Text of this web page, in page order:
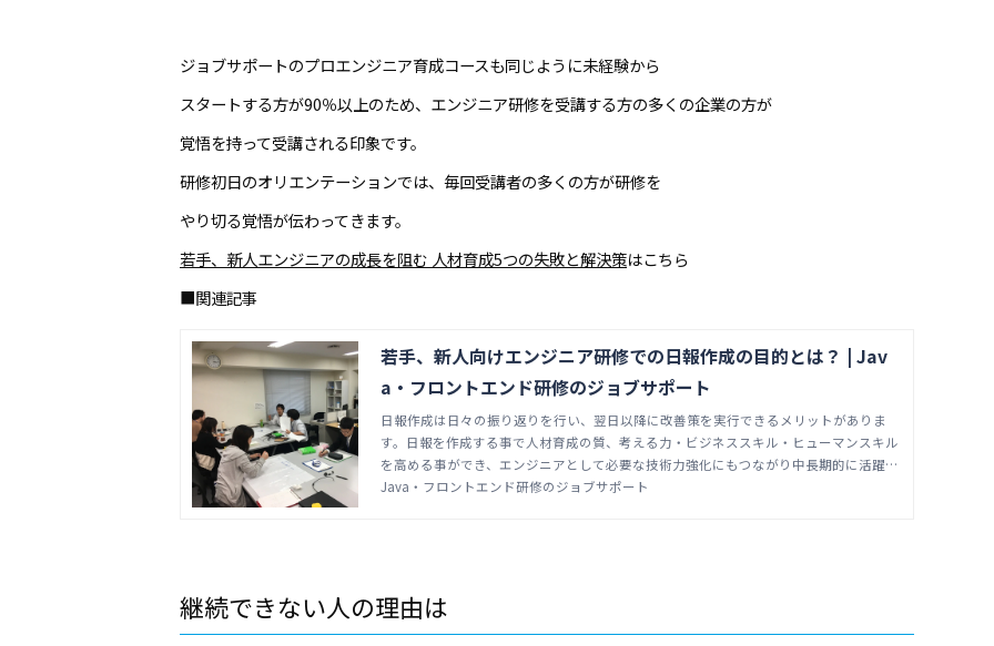
ジョブサポートのプロエンジニア育成コースも同じように未経験から
スタートする方が90％以上のため、エンジニア研修を受講する方の多くの企業の方が
覚悟を持って受講される印象です。
研修初日のオリエンテーションでは、毎回受講者の多くの方が研修を
やり切る覚悟が伝わってきます。
若手、新人エンジニアの成長を阻む 人材育成5つの失敗と解決策はこちら
■関連記事
若手、新人向けエンジニア研修での日報作成の目的とは？ | Jav
a・フロントエンド研修のジョブサポート
日報作成は日々の振り返りを行い、翌日以降に改善策を実行できるメリットがありま
す。日報を作成する事で人材育成の質、考える力・ビジネススキル・ヒューマンスキル
を高める事ができ、エンジニアとして必要な技術力強化にもつながり中長期的に活躍で
きる人材になる事ができます。
Java・フロントエンド研修のジョブサポート
継続できない人の理由は